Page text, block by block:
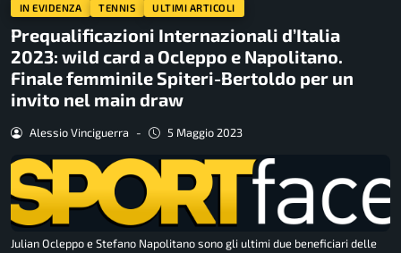
IN EVIDENZA TENNIS ULTIMI ARTICOLI
Prequalificazioni Internazionali d’Italia
2023: wild card a Ocleppo e Napolitano.
Finale femminile Spiteri-Bertoldo per un
invito nel main draw
Alessio Vinciguerra - 5 Maggio 2023
Julian Ocleppo e Stefano Napolitano sono gli ultimi due beneficiari delle